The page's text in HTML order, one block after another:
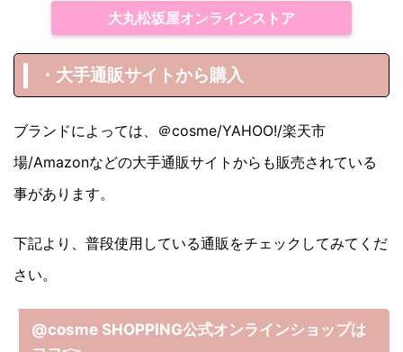
大丸松坂屋オンラインストア
・大手通販サイトから購入
ブランドによっては、＠cosme/YAHOO!/楽天市
場/Amazonなどの大手通販サイトからも販売されている
事があります。
下記より、普段使用している通販をチェックしてみてくだ
さい。
@cosme SHOPPING公式オンラインショップは